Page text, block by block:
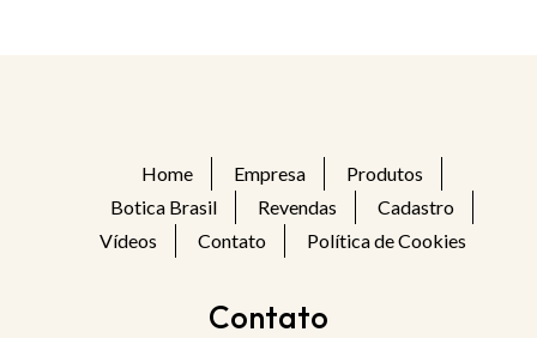
Home Empresa
Produtos
Botica Brasil
Revendas
Cadastro
Vídeos
Contato Política de Cookies
Contato